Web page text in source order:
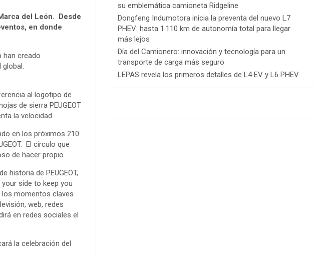
del León. Desde
en donde
han creado
al logotipo de
de sierra PEUGEOT
la velocidad.
en los próximos 210
El círculo que
de hacer propio.
historia de PEUGEOT,
side to keep you
los momentos claves
web, redes
en redes sociales el
la celebración del
su emblemática camioneta Ridgeline
Dongfeng Indumotora inicia la preventa del nuevo L7
PHEV: hasta 1.110 km de autonomía total para llegar
más lejos
Día del Camionero: innovación y tecnología para un
transporte de carga más seguro
LEPAS revela los primeros detalles de L4 EV y L6 PHEV